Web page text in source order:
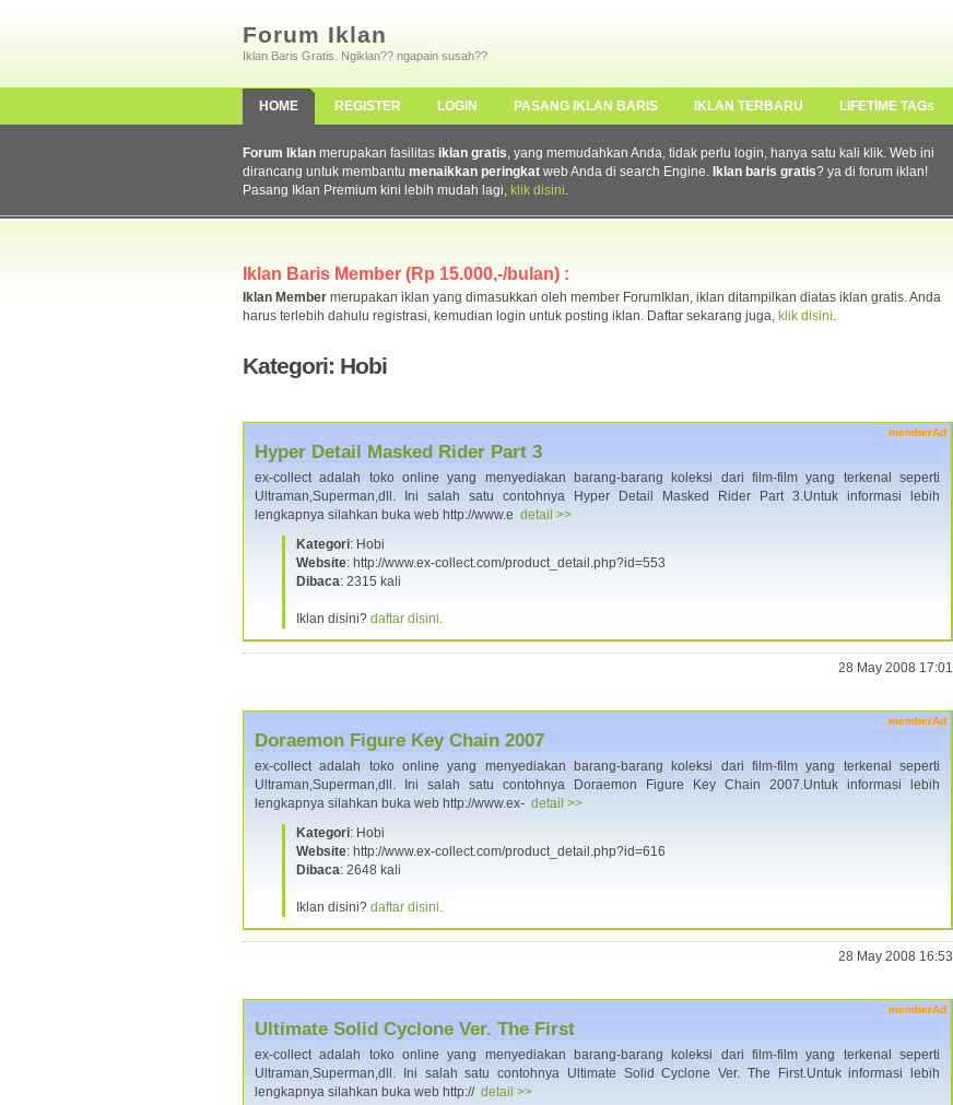
Forum Iklan
Iklan Baris Gratis. Ngiklan?? ngapain susah??
HOME REGISTER LOGIN PASANG IKLAN BARIS IKLAN TERBARU LIFETIME TAGs
Forum Iklan merupakan fasilitas iklan gratis, yang memudahkan Anda, tidak perlu login, hanya satu kali klik. Web ini
dirancang untuk membantu menaikkan peringkat web Anda di search Engine. Iklan baris gratis? ya di forum iklan!
Pasang Iklan Premium kini lebih mudah lagi, klik disini.
Iklan Baris Member (Rp 15.000,-/bulan) :
Iklan Member merupakan iklan yang dimasukkan oleh member ForumIklan, iklan ditampilkan diatas iklan gratis. Anda
harus terlebih dahulu registrasi, kemudian login untuk posting iklan. Daftar sekarang juga, klik disini.
Kategori: Hobi
memberAd
Hyper Detail Masked Rider Part 3
ex-collect adalah toko online yang menyediakan barang-barang koleksi dari film-film yang terkenal seperti
Ultraman,Superman,dll. Ini salah satu contohnya Hyper Detail Masked Rider Part 3.Untuk informasi lebih
lengkapnya silahkan buka web http://www.e detail >>
Kategori: Hobi
Website: http://www.ex-collect.com/product_detail.php?id=553
Dibaca: 2315 kali
Iklan disini? daftar disini.
28 May 2008 17:01
memberAd
Doraemon Figure Key Chain 2007
ex-collect adalah toko online yang menyediakan barang-barang koleksi dari film-film yang terkenal seperti
Ultraman,Superman,dll. Ini salah satu contohnya Doraemon Figure Key Chain 2007.Untuk informasi lebih
lengkapnya silahkan buka web http://www.ex- detail >>
Kategori: Hobi
Website: http://www.ex-collect.com/product_detail.php?id=616
Dibaca: 2648 kali
Iklan disini? daftar disini.
28 May 2008 16:53
memberAd
Ultimate Solid Cyclone Ver. The First
ex-collect adalah toko online yang menyediakan barang-barang koleksi dari film-film yang terkenal seperti
Ultraman,Superman,dll. Ini salah satu contohnya Ultimate Solid Cyclone Ver. The First.Untuk informasi lebih
lengkapnya silahkan buka web http:// detail >>